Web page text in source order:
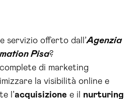
servizio offerto dall’Agenzia
Pisa?
di marketing
la visibilità online e
l’acquisizione e il nurturing